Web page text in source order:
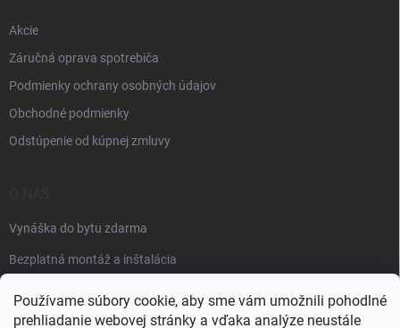
Používame súbory cookie, aby sme vám umožnili pohodlné
prehliadanie webovej stránky a vďaka analýze neustále
Akcie
Záručná oprava spotrebiča
Podmienky ochrany osobných údajov
Obchodné podmienky
Odstúpenie od kúpnej zmluvy
Vynáška do bytu zdarma
Bezplatná montáž a inštalácia